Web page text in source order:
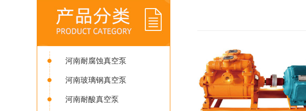
河南耐腐蚀真空泵
河南玻璃钢真空泵
河南耐酸真空泵